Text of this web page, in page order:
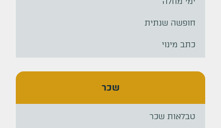
חופשה שנתית
כתב מינוי
שכר
טבלאות שכר